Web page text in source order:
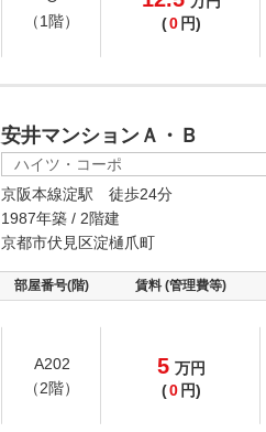
（1階）
(0 円)
安井マンションＡ・Ｂ
ハイツ・コーポ
京阪本線淀駅 徒歩24分
1987年築 / 2階建
京都市伏見区淀樋爪町
部屋番号(階) 賃料 (管理費等)
A202
（2階）
5 万円
(0 円)